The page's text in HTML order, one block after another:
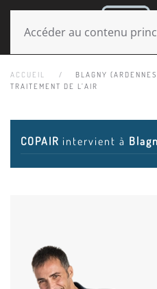
Accéder au contenu
ACCUEIL
BLAGNY
TRAITEMENT DE L’AIR
COPAIR intervient à